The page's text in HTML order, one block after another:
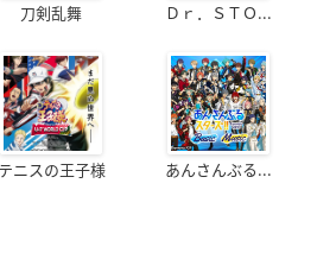
刀剣乱舞 Ｄｒ．ＳＴＯ...
テニスの王子様 あんさんぶる...